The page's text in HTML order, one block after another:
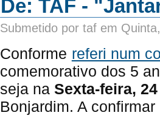
De: TAF -
Submetido por taf em
Conforme referi num
comemorativo dos 5
seja na Sexta-feira,
Bonjardim. A